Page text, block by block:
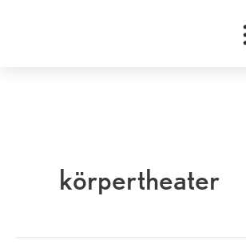
körpertheater